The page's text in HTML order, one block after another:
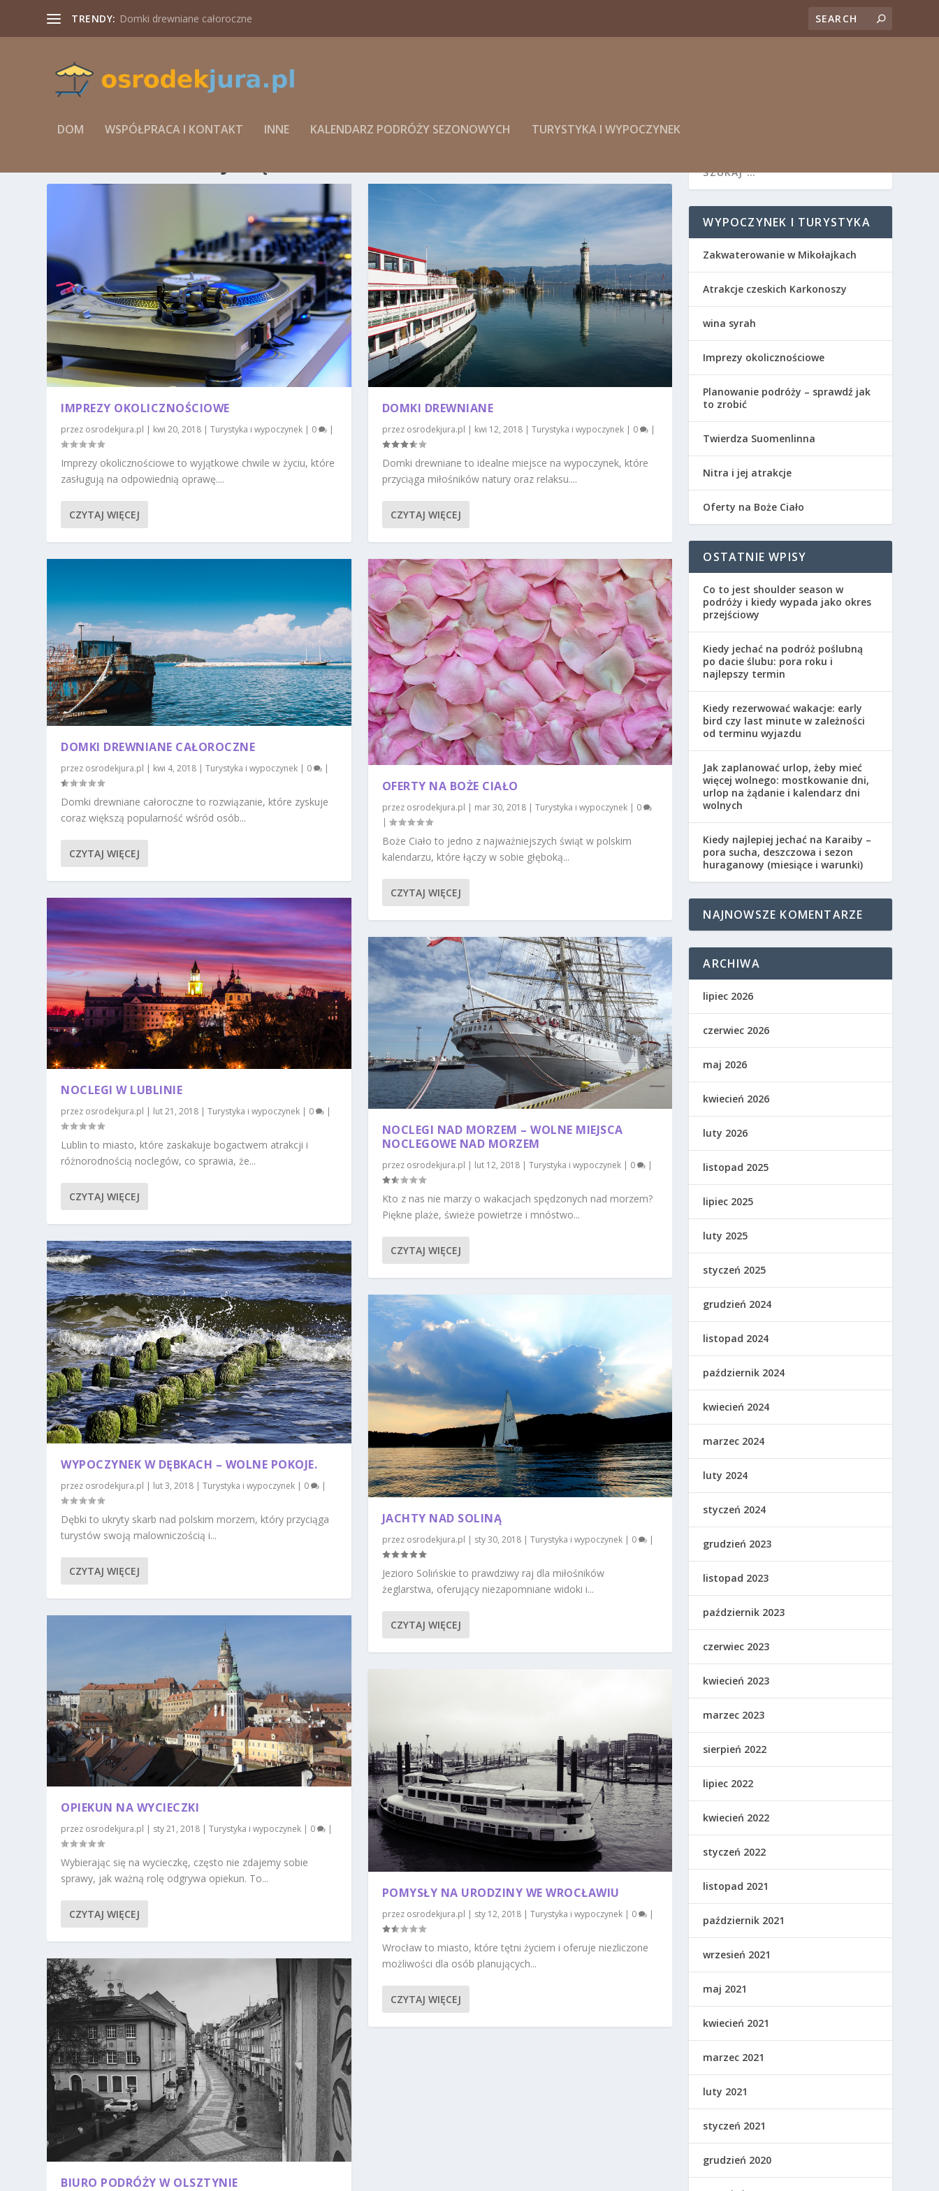
TRENDY: Domki drewniane całoroczne
DOM WSPÓŁPRACA I KONTAKT INNE KALENDARZ PODRÓŻY SEZONOWYCH TURYSTYKA I WYPOCZYNEK
IMPREZY OKOLICZNOŚCIOWE
przez osrodekjura.pl | kwi 20, 2018 |Turystyka i wypoczynek | 0 |
Imprezy okolicznościowe to wyjątkowe chwile w życiu, które
zasługują na odpowiednią oprawę....
CZYTAJ WIĘCEJ
DOMKI DREWNIANE CAŁOROCZNE
przez osrodekjura.pl | kwi 4, 2018 |Turystyka i wypoczynek | 0 |
Domki drewniane całoroczne to rozwiązanie, które zyskuje
coraz większą popularność wśród osób...
CZYTAJ WIĘCEJ
NOCLEGI W LUBLINIE
przez osrodekjura.pl | lut 21, 2018 |Turystyka i wypoczynek | 0 |
Lublin to miasto, które zaskakuje bogactwem atrakcji i
różnorodnością noclegów, co sprawia, że...
CZYTAJ WIĘCEJ
WYPOCZYNEK W DĘBKACH – WOLNE POKOJE.
przez osrodekjura.pl | lut 3, 2018 |Turystyka i wypoczynek | 0 |
Dębki to ukryty skarb nad polskim morzem, który przyciąga
turystów swoją malowniczością i...
CZYTAJ WIĘCEJ
OPIEKUN NA WYCIECZKI
przez osrodekjura.pl | sty 21, 2018 |Turystyka i wypoczynek | 0 |
Wybierając się na wycieczkę, często nie zdajemy sobie
sprawy, jak ważną rolę odgrywa opiekun. To...
CZYTAJ WIĘCEJ
BIURO PODRÓŻY W OLSZTYNIE
DOMKI DREWNIANE
przez osrodekjura.pl | kwi 12, 2018| Turystyka i wypoczynek| 0 |
Domki drewniane to idealne miejsce na wypoczynek, które
przyciąga miłośników natury oraz relaksu....
CZYTAJ WIĘCEJ
OFERTY NA BOŻE CIAŁO
przez osrodekjura.pl | mar 30, 2018| Turystyka i wypoczynek| 0
|
Boże Ciało to jedno z najważniejszych świąt w polskim
kalendarzu, które łączy w sobie głęboką...
CZYTAJ WIĘCEJ
NOCLEGI NAD MORZEM – WOLNE MIEJSCA
NOCLEGOWE NAD MORZEM
przez osrodekjura.pl | lut 12, 2018| Turystyka i wypoczynek| 0 |
Kto z nas nie marzy o wakacjach spędzonych nad morzem?
Piękne plaże, świeże powietrze i mnóstwo...
CZYTAJ WIĘCEJ
JACHTY NAD SOLINĄ
przez osrodekjura.pl | sty 30, 2018| Turystyka i wypoczynek| 0 |
Jezioro Solińskie to prawdziwy raj dla miłośników
żeglarstwa, oferujący niezapomniane widoki i...
CZYTAJ WIĘCEJ
POMYSŁY NA URODZINY WE WROCŁAWIU
przez osrodekjura.pl | sty 12, 2018| Turystyka i wypoczynek| 0 |
Wrocław to miasto, które tętni życiem i oferuje niezliczone
możliwości dla osób planujących...
CZYTAJ WIĘCEJ
WYPOCZYNEK I TURYSTYKA
Zakwaterowanie w Mikołajkach
Atrakcje czeskich Karkonoszy
wina syrah
Imprezy okolicznościowe
Planowanie podróży – sprawdź jak
to zrobić
Twierdza Suomenlinna
Nitra i jej atrakcje
Oferty na Boże Ciało
OSTATNIE WPISY
Co to jest shoulder season w
podróży i kiedy wypada jako okres
przejściowy
Kiedy jechać na podróż poślubną
po dacie ślubu: pora roku i
najlepszy termin
Kiedy rezerwować wakacje: early
bird czy last minute w zależności
od terminu wyjazdu
Jak zaplanować urlop, żeby mieć
więcej wolnego: mostkowanie dni,
urlop na żądanie i kalendarz dni
wolnych
Kiedy najlepiej jechać na Karaiby –
pora sucha, deszczowa i sezon
huraganowy (miesiące i warunki)
NAJNOWSZE KOMENTARZE
ARCHIWA
lipiec 2026
czerwiec 2026
maj 2026
kwiecień 2026
luty 2026
listopad 2025
lipiec 2025
luty 2025
styczeń 2025
grudzień 2024
listopad 2024
październik 2024
kwiecień 2024
marzec 2024
luty 2024
styczeń 2024
grudzień 2023
listopad 2023
październik 2023
czerwiec 2023
kwiecień 2023
marzec 2023
sierpień 2022
lipiec 2022
kwiecień 2022
styczeń 2022
listopad 2021
październik 2021
wrzesień 2021
maj 2021
kwiecień 2021
marzec 2021
luty 2021
styczeń 2021
grudzień 2020